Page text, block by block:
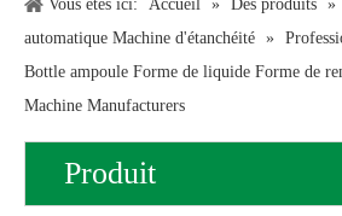
Vous êtes ici: Accueil » Des produits »
automatique Machine d'étanchéité »
Bottle ampoule Forme de liquide Forme de
Machine Manufacturers
Produit